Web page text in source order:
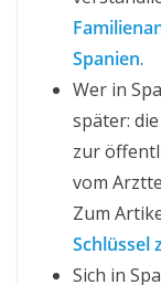
Spanien.
Wer in
später:
zur
vom
Zum
Schlüssel
Sich in